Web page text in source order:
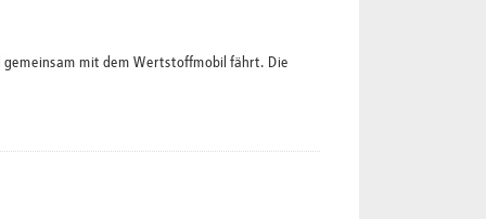
mit dem Wertstoffmobil fährt. Die